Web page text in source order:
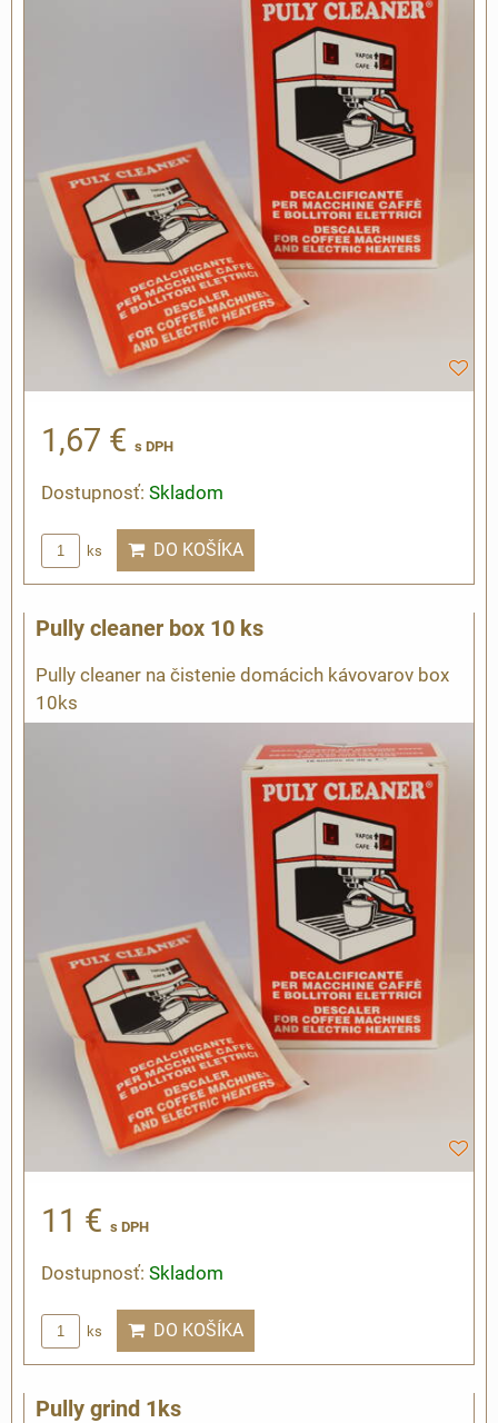
1,67 € s DPH
Dostupnosť: Skladom
ks DO KOŠÍKA
Pully cleaner box 10 ks
Pully cleaner na čistenie domácich kávovarov box
10ks
11 € s DPH
Dostupnosť: Skladom
ks DO KOŠÍKA
Pully grind 1ks